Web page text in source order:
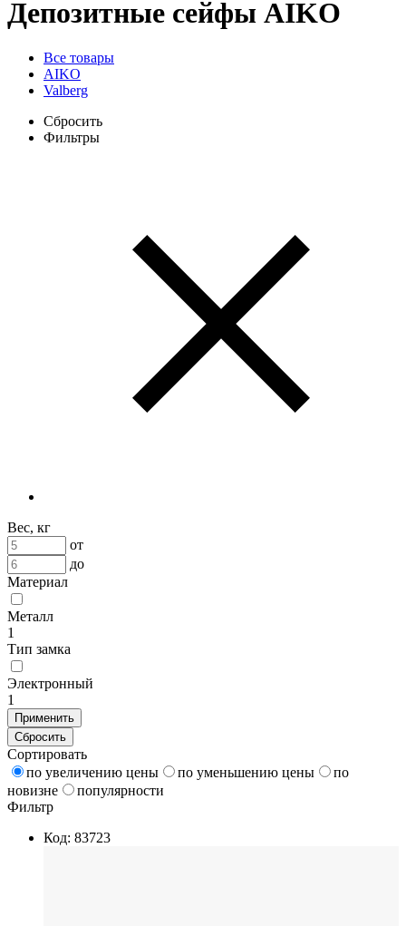
Депозитные сейфы AIKO
Все товары
AIKO
Valberg
Сбросить
Фильтры
Вес, кг
от
до
Материал
Металл
1
Тип замка
Электронный
1
Применить
Сбросить
Сортировать
по увеличению цены
по уменьшению цены
по
новизне
популярности
Фильтр
Код: 83723